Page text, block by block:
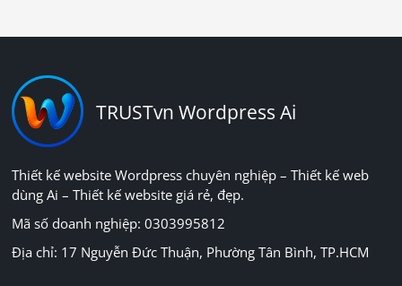
TRUSTvn Wordpress Ai
Thiết kế website Wordpress chuyên nghiệp – Thiết kế web
dùng Ai – Thiết kế website giá rẻ, đẹp.
Mã số doanh nghiệp: 0303995812
Địa chỉ: 17 Nguyễn Đức Thuận, Phường Tân Bình, TP.HCM